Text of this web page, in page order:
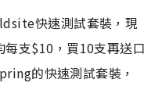
快速測試套裝，現
支$10，買10支再送口
的快速測試套裝，